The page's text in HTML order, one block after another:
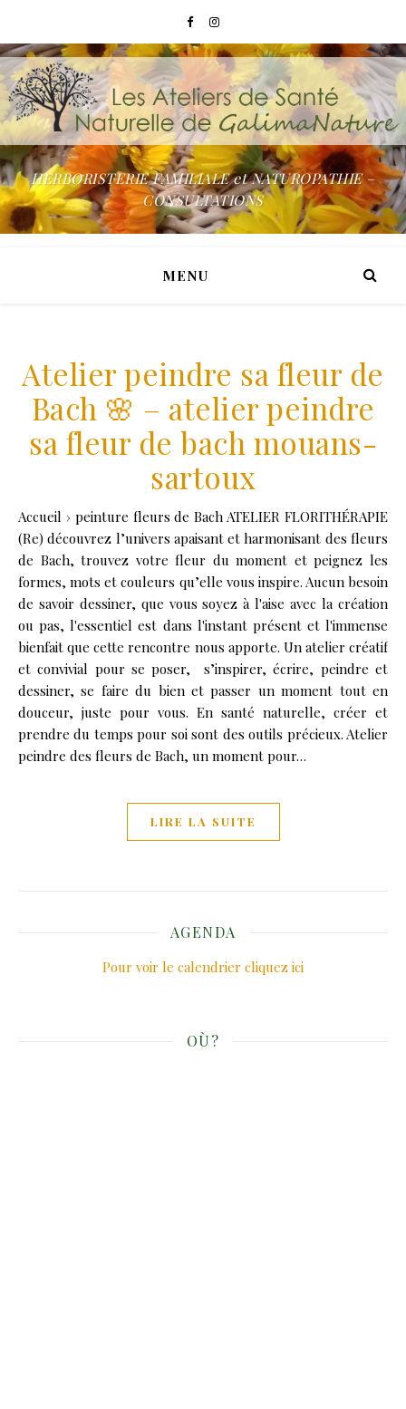
HERBORISTERIE FAMILIALE et NATUROPATHIE –
CONSULTATIONS
MENU
Atelier peindre sa fleur de
Bach 🌸 – atelier peindre
sa fleur de bach mouans-
sartoux
Accueil › peinture fleurs de Bach ATELIER FLORITHÉRAPIE
(Re) découvrez l’univers apaisant et harmonisant des fleurs
de Bach, trouvez votre fleur du moment et peignez les
formes, mots et couleurs qu’elle vous inspire. Aucun besoin
de savoir dessiner, que vous soyez à l'aise avec la création
ou pas, l'essentiel est dans l'instant présent et l'immense
bienfait que cette rencontre nous apporte. Un atelier créatif
et convivial pour se poser, s’inspirer, écrire, peindre et
dessiner, se faire du bien et passer un moment tout en
douceur, juste pour vous. En santé naturelle, créer et
prendre du temps pour soi sont des outils précieux. Atelier
peindre des fleurs de Bach, un moment pour…
LIRE LA SUITE
AGENDA
Pour voir le calendrier cliquez ici
OÙ?